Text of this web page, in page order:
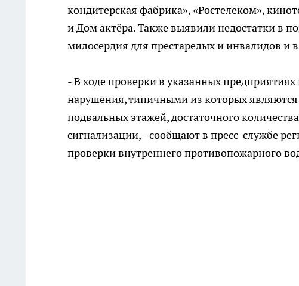
кондитерская фабрика», «Ростелеком»,
и Дом актёра. Также выявили недостатки в
милосердия для престарелых и инвалидов и
- В ходе проверки в указанных
нарушения, типичными из которых
подвальных этажей, достаточного
сигнализации, - сообщают в пресс-службе
проверки внутреннего противопожарного